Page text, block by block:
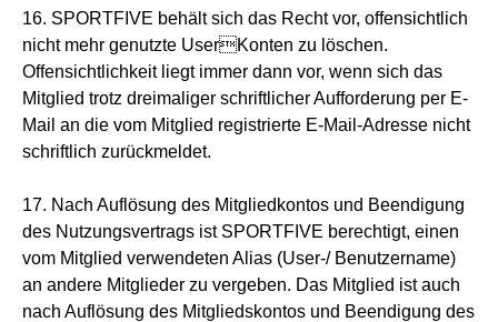
16. SPORTFIVE behält sich das Recht vor, offensichtlich
nicht mehr genutzte UserKonten zu löschen.
Offensichtlichkeit liegt immer dann vor, wenn sich das
Mitglied trotz dreimaliger schriftlicher Aufforderung per E-
Mail an die vom Mitglied registrierte E-Mail-Adresse nicht
schriftlich zurückmeldet.
17. Nach Auflösung des Mitgliedkontos und Beendigung
des Nutzungsvertrags ist SPORTFIVE berechtigt, einen
vom Mitglied verwendeten Alias (User-/ Benutzername)
an andere Mitglieder zu vergeben. Das Mitglied ist auch
nach Auflösung des Mitgliedskontos und Beendigung des